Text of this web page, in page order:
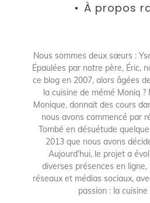
À propos
Nous sommes deux sœurs :
Épaulées par notre père, Éric,
ce blog en 2007, alors âgées
la cuisine de mémé Moniq
Monique, donnait des cours
nous avons commencé par
Tombé en désuétude
2013 que nous avons
Aujourd’hui, le projet a
diverses présences en
réseaux et médias sociaux,
passion : la